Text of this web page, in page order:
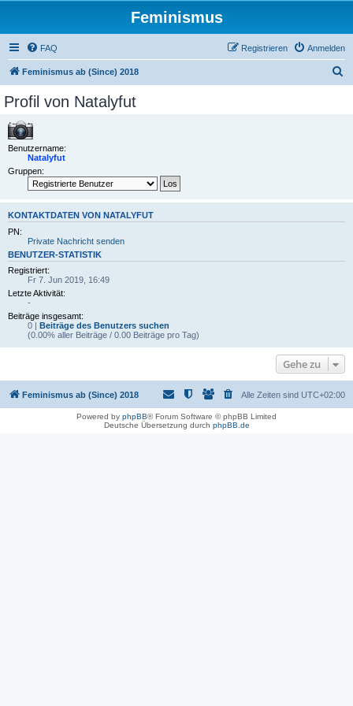
Feminismus
FAQ Anmelden
Registrieren
Feminismus ab (Since) 2018
Profil von Natalyfut
Benutzername:
Natalyfut
Gruppen:
KONTAKTDATEN VON NATALYFUT
PN:
Private Nachricht senden
BENUTZER-STATISTIK
Registriert:
Fr 7. Jun 2019, 16:49
Letzte Aktivität:
-
Beiträge insgesamt:
0 | Beiträge des Benutzers suchen
(0.00% aller Beiträge / 0.00 Beiträge pro Tag)
Gehe zu
Feminismus ab (Since) 2018 Alle Zeiten sind UTC+02:00
Powered by phpBB® Forum Software © phpBB Limited
Deutsche Übersetzung durch phpBB.de